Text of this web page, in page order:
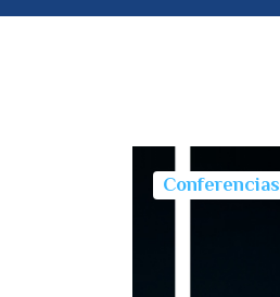
Conferencias